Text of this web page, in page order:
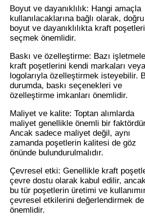
Boyut ve dayanıklılık: Hangi amaçla
kullanılacaklarına bağlı olarak, doğru
boyut ve dayanıklılıkta kraft poşetleri
seçmek önemlidir.
Baskı ve özelleştirme: Bazı
kraft poşetlerini kendi markaları veya
logolarıyla özelleştirmek isteyebilir.
durumda, baskı seçenekleri ve
özelleştirme imkanları önemlidir.
Maliyet ve kalite: Toptan alımlarda
maliyet genellikle önemli bir
Ancak sadece maliyet değil, aynı
zamanda poşetlerin kalitesi de göz
önünde bulundurulmalıdır.
Çevresel etki: Genellikle kraft
çevre dostu olarak kabul edilir,
bu tür poşetlerin üretimi ve
çevresel etkilerini değerlendirmek de
önemlidir.